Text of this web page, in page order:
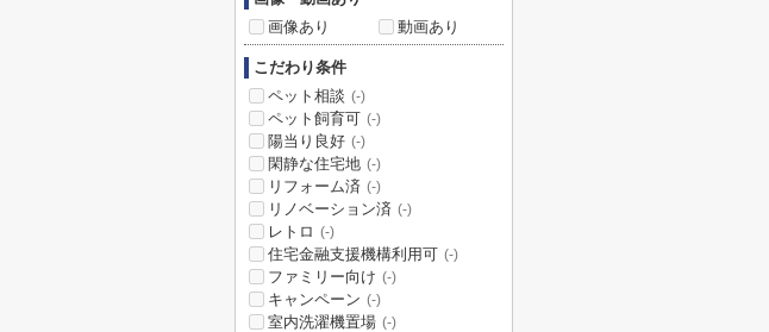
画像あり
動画あり
こだわり条件
ペット相談 (-)
ペット飼育可 (-)
陽当り良好 (-)
閑静な住宅地 (-)
リフォーム済 (-)
リノベーション済 (-)
レトロ (-)
住宅金融支援機構利用可 (-)
ファミリー向け (-)
キャンペーン (-)
室内洗濯機置場 (-)